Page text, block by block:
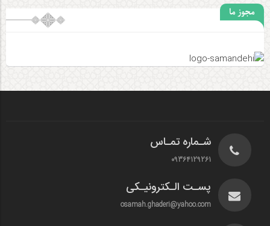
مجوز ما
شـماره تمـاس
09364129261
پسـت الـکترونیـکی
osamah.ghaderi@yahoo.com